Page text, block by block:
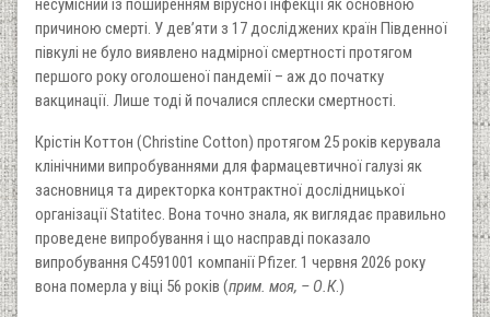
несумісний із поширенням вірусної інфекції як основною
причиною смерті. У дев’яти з 17 досліджених країн Південної
півкулі не було виявлено надмірної смертності протягом
першого року оголошеної пандемії – аж до початку
вакцинації. Лише тоді й почалися сплески смертності.
Крістін Коттон (Christine Cotton) протягом 25 років керувала
клінічними випробуваннями для фармацевтичної галузі як
засновниця та директорка контрактної дослідницької
організації Statitec. Вона точно знала, як виглядає правильно
проведене випробування і що насправді показало
випробування C4591001 компанії Pfizer. 1 червня 2026 року
вона померла у віці 56 років (прим. моя, – О.К.)